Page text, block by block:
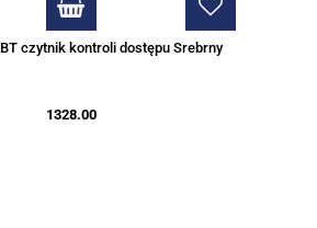
czytnik kontroli dostępu Srebrny
1328.00